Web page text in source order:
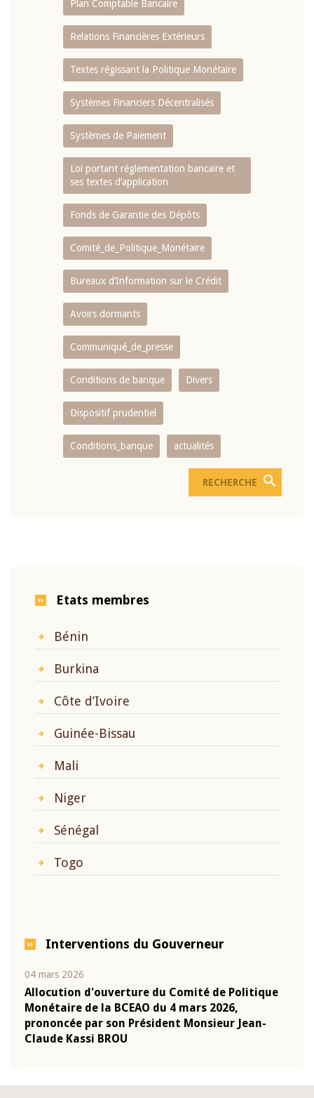
Plan Comptable Bancaire
Relations Financières Extérieurs
Textes régissant la Politique Monétaire
Systèmes Financiers Décentralisés
Systèmes de Paiement
Loi portant réglementation bancaire et
ses textes d’application
Fonds de Garantie des Dépôts
Comité_de_Politique_Monétaire
Bureaux d’Information sur le Crédit
Avoirs dormants
Communiqué_de_presse
Conditions de banque Divers
Dispositif prudentiel
Conditions_banque actualités
Etats membres
Bénin
Burkina
Côte d’Ivoire
Guinée-Bissau
Mali
Niger
Sénégal
Togo
Interventions du Gouverneur
04 mars 2026
Allocution d'ouverture du Comité de Politique
Monétaire de la BCEAO du 4 mars 2026,
prononcée par son Président Monsieur Jean-
Claude Kassi BROU